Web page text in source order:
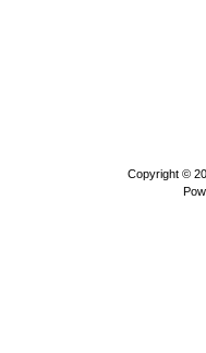
Copyright ©